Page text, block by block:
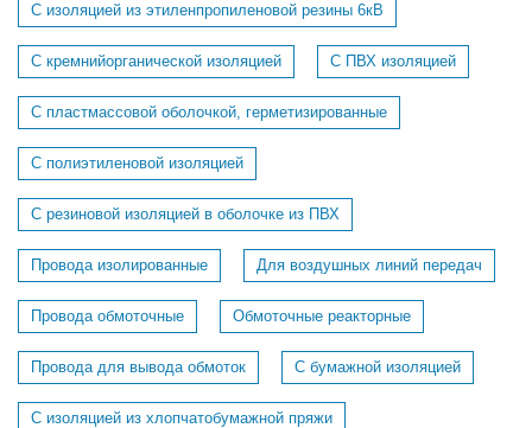
С изоляцией из этиленпропиленовой резины 6кВ
С кремнийорганической изоляцией С ПВХ изоляцией
С пластмассовой оболочкой, герметизированные
С полиэтиленовой изоляцией
С резиновой изоляцией в оболочке из ПВХ
Провода изолированные Для воздушных линий передач
Провода обмоточные Обмоточные реакторные
Провода для вывода обмоток С бумажной изоляцией
С изоляцией из хлопчатобумажной пряжи